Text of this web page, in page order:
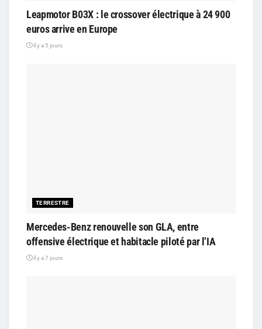
Leapmotor B03X : le crossover électrique à 24 900
euros arrive en Europe
il y a 5 jours
TERRESTRE
Mercedes-Benz renouvelle son GLA, entre
offensive électrique et habitacle piloté par l’IA
il y a 7 jours